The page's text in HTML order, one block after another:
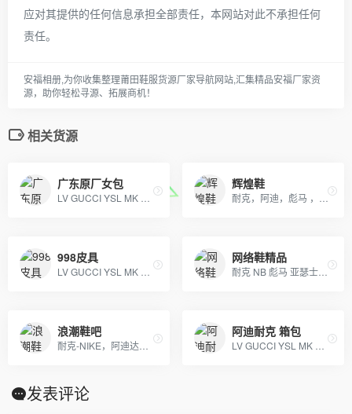
应对其提供的任何信息承担全部责任，本网站对此不承担任何
责任。
安福相册,为你收集整理莆田鞋服货源厂家导航网站,汇集精品安福厂家资
源，助你轻松寻源、拓展商机！
相关货源
广东原厂女包 辉煌鞋
998皮具 网络鞋精品
浪潮鞋吧 阿迪耐克 箱包
发表评论